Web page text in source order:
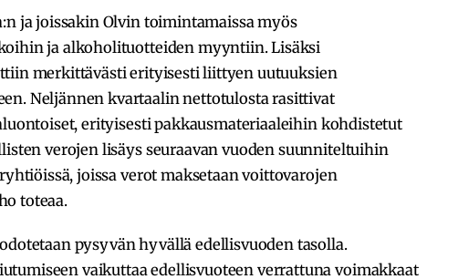
ja joissakin Olvin toimintamaissa myös
ja alkoholituotteiden myyntiin. Lisäksi
merkittävästi erityisesti liittyen uutuuksien
Neljännen kvartaalin nettotulosta rasittivat
erityisesti pakkausmateriaaleihin kohdistetut
verojen lisäys seuraavan vuoden suunniteltuihin
joissa verot maksetaan voittovarojen
toteaa.
pysyvän hyvällä edellisvuoden tasolla.
vaikuttaa edellisvuoteen verrattuna voimakkaat